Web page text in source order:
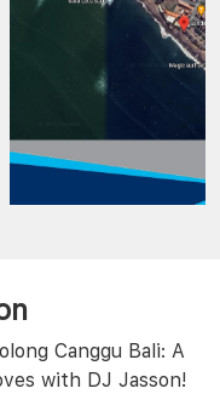
Canggu Bali: A
with DJ Jasson!